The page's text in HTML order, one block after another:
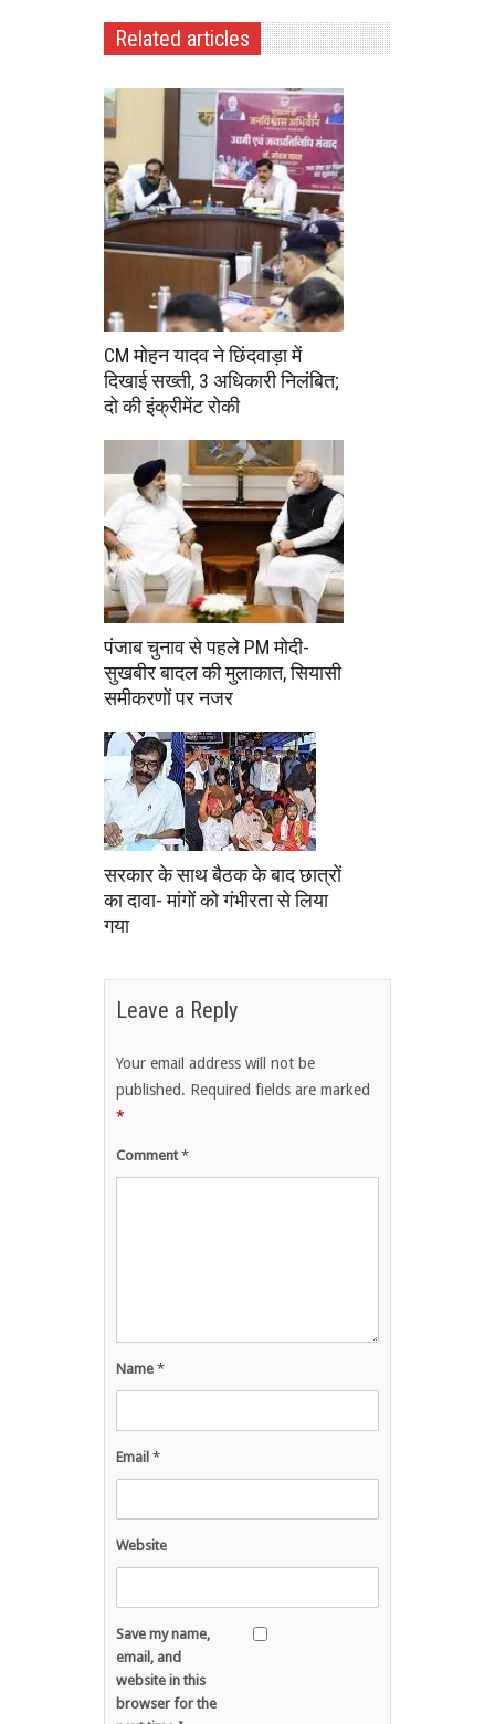
Related articles
CM मोहन यादव ने छिंदवाड़ा में
दिखाई सख्ती, 3 अधिकारी निलंबित;
दो की इंक्रीमेंट रोकी
पंजाब चुनाव से पहले PM मोदी-
सुखबीर बादल की मुलाकात, सियासी
समीकरणों पर नजर
सरकार के साथ बैठक के बाद छात्रों
का दावा- मांगों को गंभीरता से लिया
गया
Leave a Reply
Your email address will not be
published. Required fields are marked
*
Comment*
Name *
Email *
Website
Save my name,
email, and
website in this
browser for the